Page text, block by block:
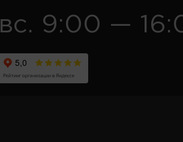
вс. 9:00 —